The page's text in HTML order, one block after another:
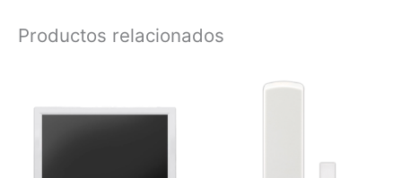
Productos relacionados